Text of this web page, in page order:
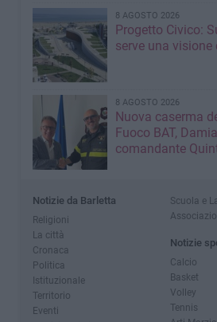
8 AGOSTO 2026
Progetto Civico:
serve una visione
8 AGOSTO 2026
Nuova caserma
Fuoco BAT,
comandante
Notizie da Barletta
Religioni
La città
Cronaca
Politica
Istituzionale
Territorio
Eventi
Scuola e
Notizie
Calcio
Basket
Volley
Tennis